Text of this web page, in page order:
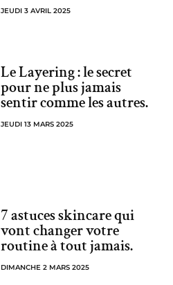
JEUDI 3 AVRIL 2025
Le Layering : le secret
pour ne plus jamais
sentir comme les autres.
JEUDI 13 MARS 2025
7 astuces skincare qui
vont changer votre
routine à tout jamais.
DIMANCHE 2 MARS 2025